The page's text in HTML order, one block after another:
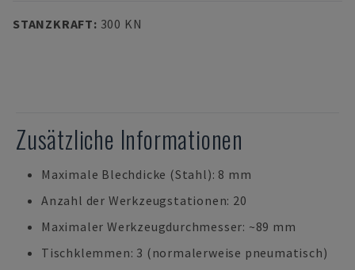
STANZKRAFT: 300 KN
Zusätzliche Informationen
Maximale Blechdicke (Stahl): 8 mm
Anzahl der Werkzeugstationen: 20
Maximaler Werkzeugdurchmesser: ~89 mm
Tischklemmen: 3 (normalerweise pneumatisch)